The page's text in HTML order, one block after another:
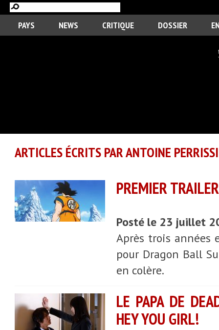
PAYS NEWS CRITIQUE DOSSIER
ARTICLES ÉCRITS PAR ANTOINE
PREMIER
Posté le 23 juillet
Après trois années
pour Dragon Ball
en colère.
LE PAPA DE
HEY YOU GIRL!